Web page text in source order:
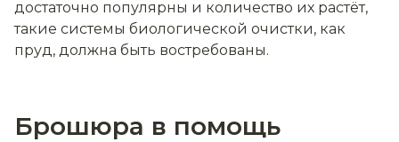
достаточно популярны и количество их растёт,
такие системы биологической очистки, как
пруд, должна быть востребованы.
Брошюра в помощь